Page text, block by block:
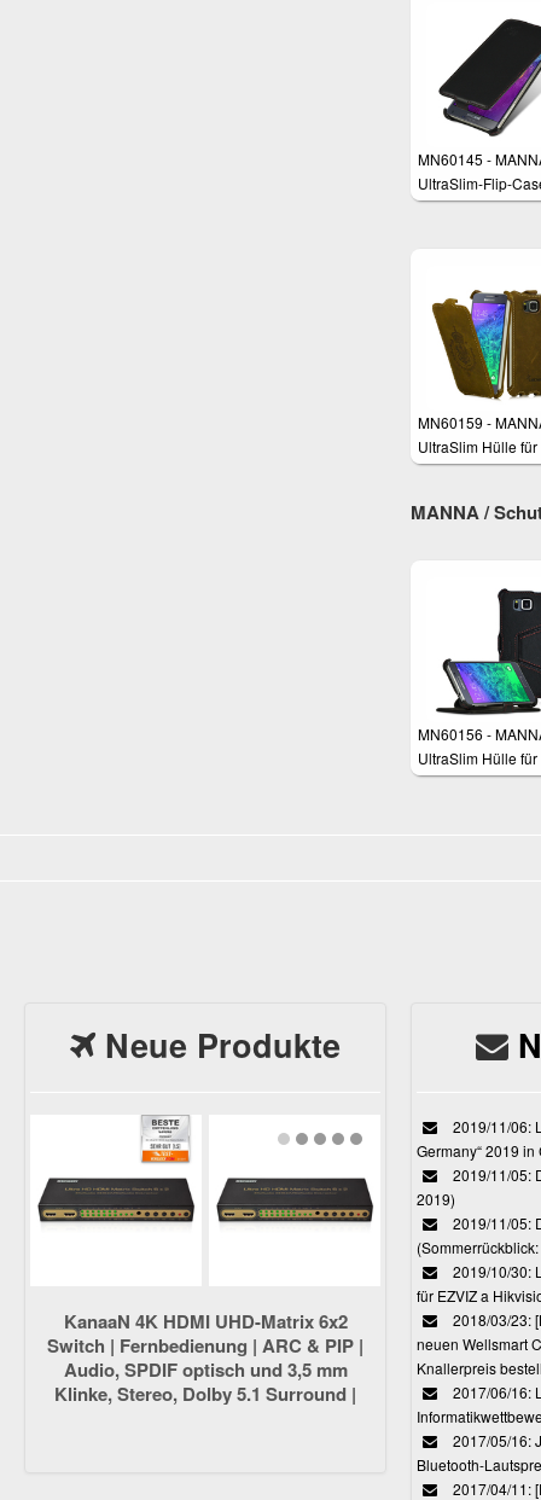
MN60145 -
UltraSlim-Flip-
Samsung Galaxy
MN60159 -
UltraSlim Hülle für
Samsung Galaxy
MANNA /
MN60156 -
UltraSlim Hülle für
Samsung Galaxy
Neue Produkte
KanaaN 4K HDMI UHD-Matrix 6x2
Switch | Fernbedienung | ARC & PIP |
Audio, SPDIF optisch und 3,5 mm
Klinke, Stereo, Dolby 5.1 Surround |
2019/11/06:
Germany“ 2019
2019/11/05:
2019)
2019/11/05:
2019/10/30:
für EZVIZ a
2018/03/23:
neuen Wellsmart
Knallerpreis
2017/06/16:
2017/05/16:
Bluetooth-
2017/04/11: